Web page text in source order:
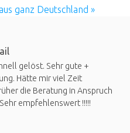
ganz Deutschland »
gelöst. Sehr gute +
Hätte mir viel Zeit
die Beratung in Anspruch
empfehlenswert !!!!!